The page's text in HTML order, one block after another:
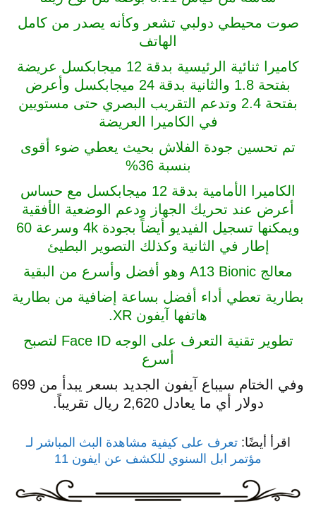
صوت محيطي دولبي تشعر وكأنه يصدر من كامل
الهاتف
كاميرا ثنائية الرئيسية بدقة 12 ميجابكسل عريضة
بفتحة 1.8 والثانية بدقة 24 ميجابكسل وأعرض
بفتحة 2.4 وتدعم التقريب البصري حتى مستويين
في الكاميرا العريضة
تم تحسين جودة الفلاش بحيث يعطي ضوء أقوى
بنسبة 36%
الكاميرا الأمامية بدقة 12 ميجابكسل مع حساس
أعرض عند تحريك الجهاز ودعم الوضعية الأفقية
ويمكنها تسجيل الفيديو أيضاً بجودة 4k وسرعة 60
إطار في الثانية وكذلك التصوير البطيئ
معالج A13 Bionic وهو أفضل وأسرع من البقية
بطارية تعطي أداء أفضل بساعة إضافية من بطارية
هاتفها آيفون XR.
تطوير تقنية التعرف على الوجه Face ID لتصبح
أسرع
وفي الختام سيباع آيفون الجديد بسعر يبدأ من 699
دولار أي ما يعادل 2,620 ريال تقريباً.
اقرأ أيضًا:تعرف على كيفية مشاهدة البث المباشر لـ
مؤتمر ابل السنوي للكشف عن ايفون 11